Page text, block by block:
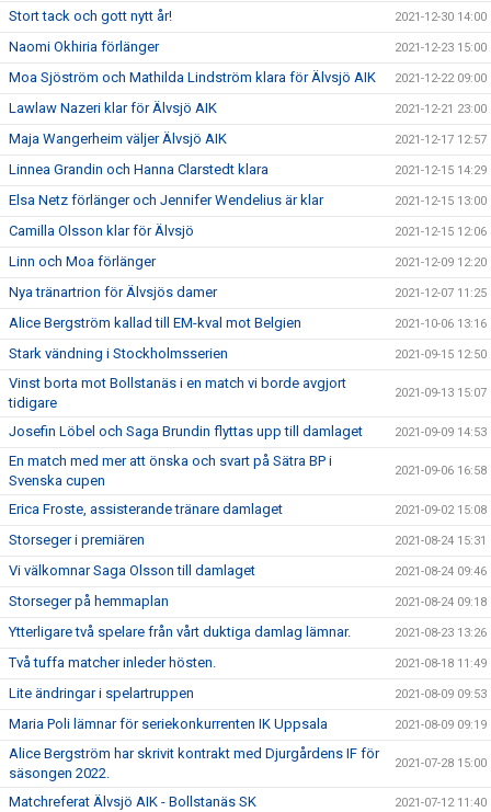
Stort tack och gott nytt år! 2021-12-30 14:00
Naomi Okhiria förlänger 2021-12-23 15:00
Moa Sjöström och Mathilda Lindström klara för Älvsjö AIK 2021-12-22 09:00
Lawlaw Nazeri klar för Älvsjö AIK 2021-12-21 23:00
Maja Wangerheim väljer Älvsjö AIK 2021-12-17 12:57
Linnea Grandin och Hanna Clarstedt klara 2021-12-15 14:29
Elsa Netz förlänger och Jennifer Wendelius är klar 2021-12-15 13:00
Camilla Olsson klar för Älvsjö 2021-12-15 12:06
Linn och Moa förlänger 2021-12-09 12:20
Nya tränartrion för Älvsjös damer 2021-12-07 11:25
Alice Bergström kallad till EM-kval mot Belgien 2021-10-06 13:16
Stark vändning i Stockholmsserien 2021-09-15 12:50
Vinst borta mot Bollstanäs i en match vi borde avgjort
tidigare
2021-09-13 15:07
Josefin Löbel och Saga Brundin flyttas upp till damlaget 2021-09-09 14:53
En match med mer att önska och svart på Sätra BP i
Svenska cupen
2021-09-06 16:58
Erica Froste, assisterande tränare damlaget 2021-09-02 15:08
Storseger i premiären 2021-08-24 15:31
Vi välkomnar Saga Olsson till damlaget 2021-08-24 09:46
Storseger på hemmaplan 2021-08-24 09:18
Ytterligare två spelare från vårt duktiga damlag lämnar. 2021-08-23 13:26
Två tuffa matcher inleder hösten. 2021-08-18 11:49
Lite ändringar i spelartruppen 2021-08-09 09:53
Maria Poli lämnar för seriekonkurrenten IK Uppsala 2021-08-09 09:19
Alice Bergström har skrivit kontrakt med Djurgårdens IF för
säsongen 2022.
2021-07-28 15:00
Matchreferat Älvsjö AIK - Bollstanäs SK 2021-07-12 11:40